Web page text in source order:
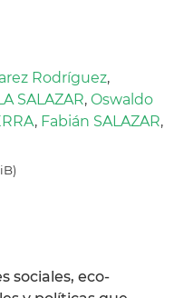
Rodríguez,
SALAZAR, Oswaldo
, Fabián SALAZAR,
sociales, eco-